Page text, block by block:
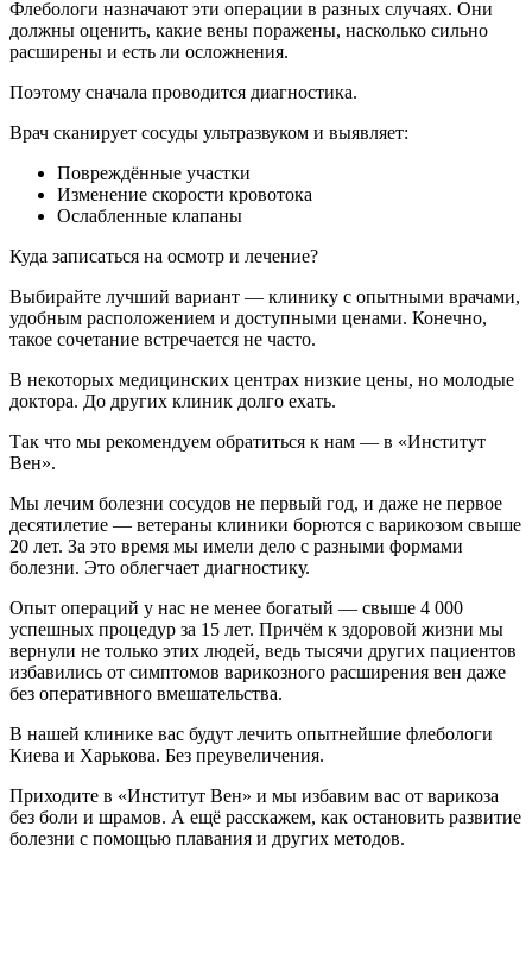
Флебологи назначают эти операции в разных случаях. Они
должны оценить, какие вены поражены, насколько сильно
расширены и есть ли осложнения.
Поэтому сначала проводится диагностика.
Врач сканирует сосуды ультразвуком и выявляет:
Повреждённые участки
Изменение скорости кровотока
Ослабленные клапаны
Куда записаться на осмотр и лечение?
Выбирайте лучший вариант — клинику с опытными врачами,
удобным расположением и доступными ценами. Конечно,
такое сочетание встречается не часто.
В некоторых медицинских центрах низкие цены, но молодые
доктора. До других клиник долго ехать.
Так что мы рекомендуем обратиться к нам — в «Институт
Вен».
Мы лечим болезни сосудов не первый год, и даже не первое
десятилетие — ветераны клиники борются с варикозом свыше
20 лет. За это время мы имели дело с разными формами
болезни. Это облегчает диагностику.
Опыт операций у нас не менее богатый — свыше 4 000
успешных процедур за 15 лет. Причём к здоровой жизни мы
вернули не только этих людей, ведь тысячи других пациентов
избавились от симптомов варикозного расширения вен даже
без оперативного вмешательства.
В нашей клинике вас будут лечить опытнейшие флебологи
Киева и Харькова. Без преувеличения.
Приходите в «Институт Вен» и мы избавим вас от варикоза
без боли и шрамов. А ещё расскажем, как остановить развитие
болезни с помощью плавания и других методов.